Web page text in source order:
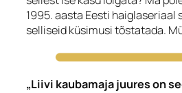
1995. aasta Eesti haiglaseriaal
selliseid küsimusi tõstatada.
„Liivi kaubamaja juures on